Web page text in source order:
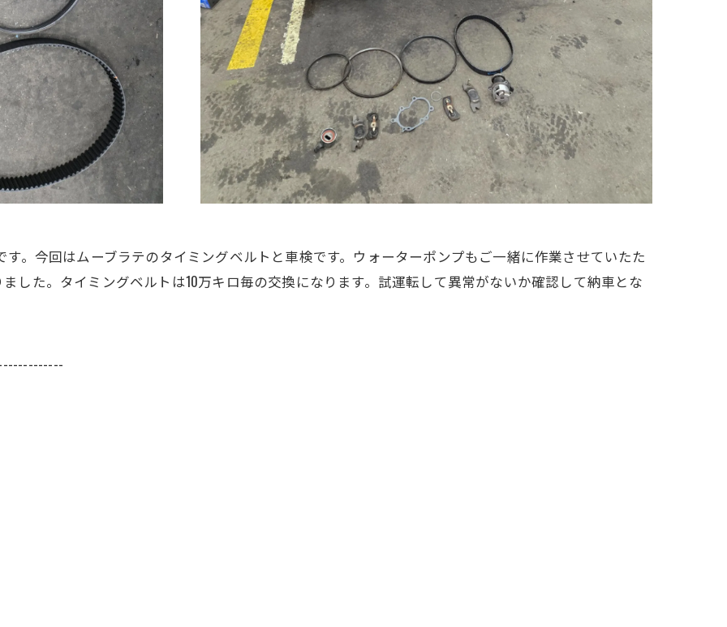
す。今回はムーブラテのタイミングベルトと車検です。ウォーターポンプもご一緒に作業させていたた
した。タイミングベルトは10万キロ毎の交換になります。試運転して異常がないか確認して納車とな